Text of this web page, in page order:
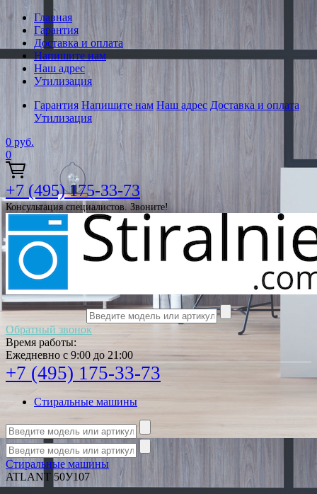
Главная
Гарантия
Доставка и оплата
Напишите нам
Наш адрес
Утилизация
Гарантия Напишите нам Наш адрес Доставка и оплата
Утилизация
0 руб.
0
+7 (495) 175-33-73
Консультация специалистов. Звоните!
Обратный звонок
Время работы:
Ежедневно с 9:00 до 21:00
+7 (495) 175-33-73
Стиральные машины
Стиральные машины
ATLANT 50У107